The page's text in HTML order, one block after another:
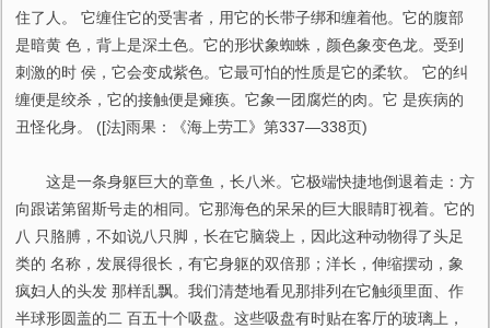
住了人。 它缠住它的受害者，用它的长带子绑和缠着他。它的腹部
是暗黄 色，背上是深土色。它的形状象蜘蛛，颜色象变色龙。受到
刺激的时 侯，它会变成紫色。它最可怕的性质是它的柔软。 它的纠
缠便是绞杀，它的接触便是瘫痪。它象一团腐烂的肉。它 是疾病的
丑怪化身。 ([法]雨果：《海上劳工》第337—338页)
这是一条身躯巨大的章鱼，长八米。它极端快捷地倒退着走：方
向跟诺第留斯号走的相同。它那海色的呆呆的巨大眼睛盯视着。它的
八 只胳膊，不如说八只脚，长在它脑袋上，因此这种动物得了头足
类的 名称，发展得很长，有它身躯的双倍那；洋长，伸缩摆动，象
疯妇人的头发 那样乱飘。我们清楚地看见那排列在它触须里面、作
半球形圆盖的二 百五十个吸盘。这些吸盘有时贴在客厅的玻璃上，